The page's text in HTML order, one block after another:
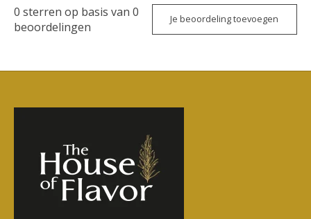
0 sterren op basis van 0
beoordelingen
Je beoordeling toevoegen